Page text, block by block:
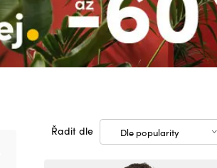
Řadit dle Dle popularity